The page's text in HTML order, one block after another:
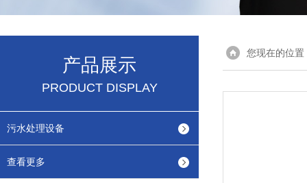
产品展示
PRODUCT DISPLAY
污水处理设备
查看更多
您现在的位置